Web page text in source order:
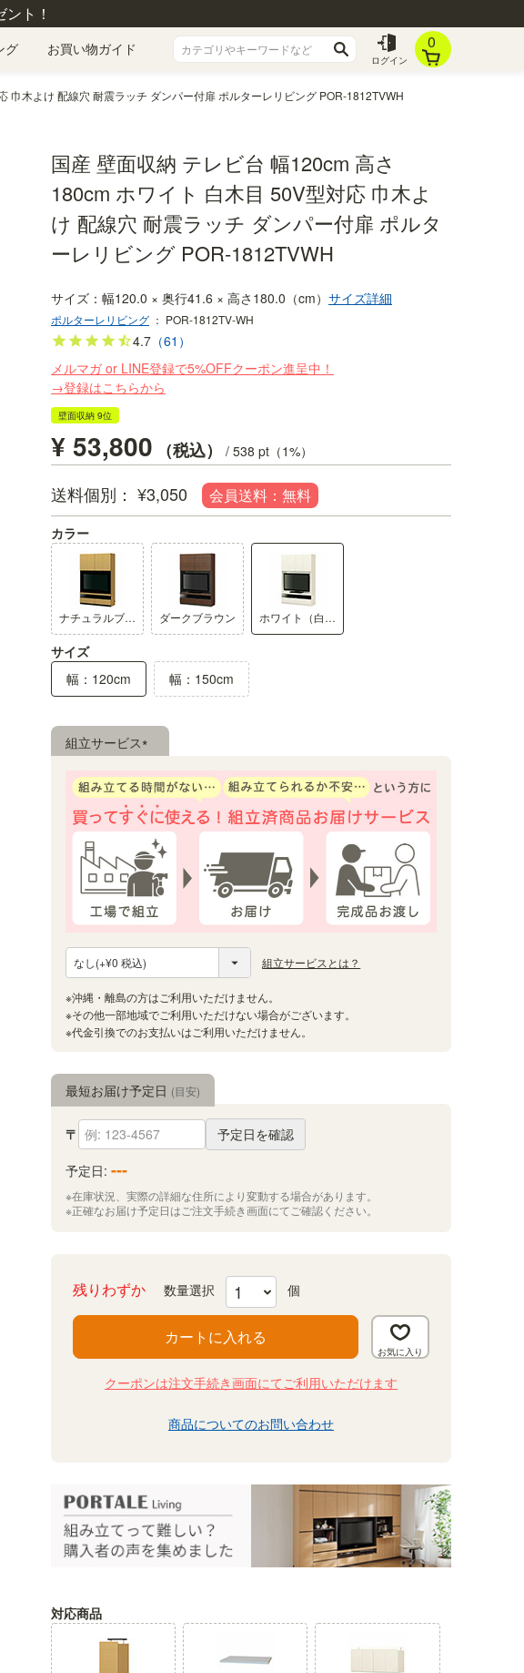
ト！
グ お買い物ガイド
ログイン
0
木よけ 配線穴 耐震ラッチ ダンパー付扉 ポルターレリビング POR-1812TVWH
同シリーズの商品を組み合わせてス
テム収納です。壁面を収納に変えて
壁面収納 5位 壁面収納 6位 壁面収納 7位 パーツ 5位
国産 壁面収納 テレビ台 幅120cm 高さ
180cm ホワイト 白木目 50V型対応 巾木よ
け 配線穴 耐震ラッチ ダンパー付扉 ポルタ
ーレリビング POR-1812TVWH
幅120.0 × 奥行41.6 × 高さ180.0（cm） サイズ詳細
ポルターレリビング ： POR-1812TV-WH
4.7 （61）
メルマガ or LINE登録で5%OFFクーポン進呈中！
→登録はこちらから
壁面収納 9位
¥53,800 税込 / 538 pt（1%）
送料個別 ¥3,050
カラー
ナチュラルブラウン ダークブラウン ホワイト（白木目）
サイズ
幅：120cm
幅：150cm
組立サービス
須)
組立サービスとは？
最短お届け予定日 (目安)
〒
予定日を確認
予定日: ---
※在庫状況、実際の詳細な住所により変動する場合があります。
※正確なお届け予定日はご注文手続き画面にてご確認ください。
残りわずか
カートに入れる
クーポンは注文手続き画面にてご利用いただけます
商品についてのお問い合わせ
対応商品